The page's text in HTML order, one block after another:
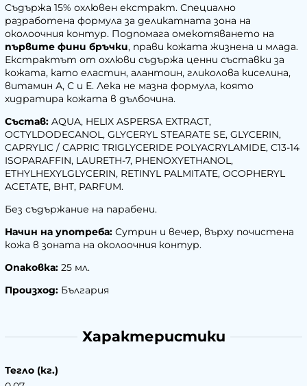
Съдържа 15% охлювен екстракт. Специално
разработена формула за деликатната зона на
околоочния контур. Подпомага омекотяването на
първите фини бръчки, прави кожата жизнена и млада.
Екстрактът от охлюви съдържа ценни съставки за
кожата, като еластин, алантоин, гликолова киселина,
витамин А, С и Е. Лека не мазна формула, която
хидратира кожата в дълбочина.
Състав: AQUA, HELIX ASPERSA EXTRACT,
OCTYLDODECANOL, GLYCERYL STEARATE SE, GLYCERIN,
CAPRYLIC / CAPRIC TRIGLYCERIDE POLYACRYLAMIDE, C13-14
ISOPARAFFIN, LAURETH-7, PHENOXYETHANOL,
ETHYLHEXYLGLYCERIN, RETINYL PALMITATE, OCOPHERYL
ACETATE, BHT, PARFUM.
Без съдържание на парабени.
Начин на употреба: Сутрин и вечер, върху почистена
кожа в зоната на околоочния контур.
Опаковка: 25 мл.
Произход: България
Характеристики
Тегло (кг.)